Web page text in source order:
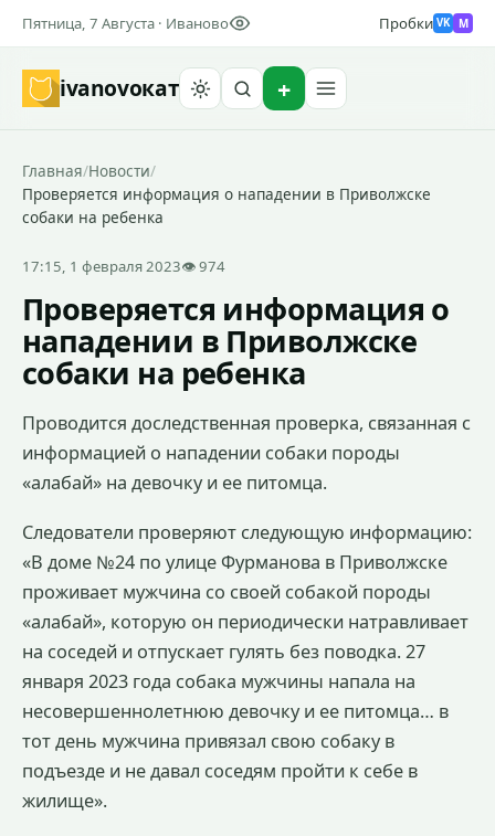
Пятница, 7 Августа · Иваново Пробки VK M
ivanovoкат
Главная/Новости/
Проверяется информация о нападении в Приволжске
собаки на ребенка
17:15, 1 февраля 2023👁 974
Проверяется информация о
нападении в Приволжске
собаки на ребенка
Проводится доследственная проверка, связанная с
информацией о нападении собаки породы
«алабай» на девочку и ее питомца.
Следователи проверяют следующую информацию:
«В доме №24 по улице Фурманова в Приволжске
проживает мужчина со своей собакой породы
«алабай», которую он периодически натравливает
на соседей и отпускает гулять без поводка. 27
января 2023 года собака мужчины напала на
несовершеннолетнюю девочку и ее питомца… в
тот день мужчина привязал свою собаку в
подъезде и не давал соседям пройти к себе в
жилище».